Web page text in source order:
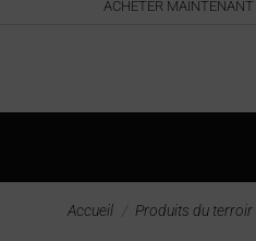
ACHETER MAINTENANT
Vous êtes ici :
Accueil Produits du